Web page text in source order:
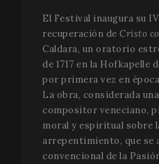
El Festival inaugura su
recuperación de Cristo
Caldara, un oratorio
de 1717 en la Hofkapelle
por primera vez en
La obra, considerada
compositor veneciano,
moral y espiritual sobre
arrepentimiento, que se
convencional de la